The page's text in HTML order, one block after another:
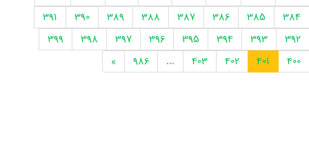
384
385
386
387
388
389
390
391
392
393
394
395
396
397
398
399
400
401
402
403
...
986
»